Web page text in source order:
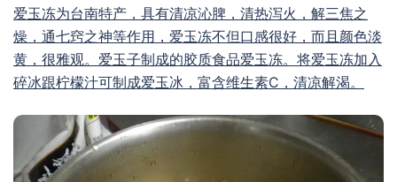
爱玉冻为台南特产，具有清凉沁脾，清热泻火，解三焦之
燥，通七窍之神等作用，爱玉冻不但口感很好，而且颜色淡
黄，很雅观。爱玉子制成的胶质食品爱玉冻。将爱玉冻加入
碎冰跟柠檬汁可制成爱玉冰，富含维生素C，清凉解渴。